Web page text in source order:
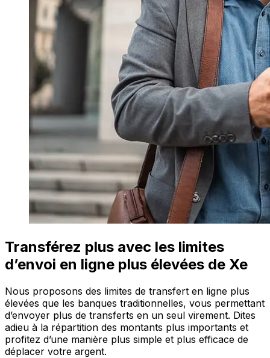
Transférez plus avec les limites
d’envoi en ligne plus élevées de Xe
Nous proposons des limites de transfert en ligne plus
élevées que les banques traditionnelles, vous permettant
d’envoyer plus de transferts en un seul virement. Dites
adieu à la répartition des montants plus importants et
profitez d’une manière plus simple et plus efficace de
déplacer votre argent.